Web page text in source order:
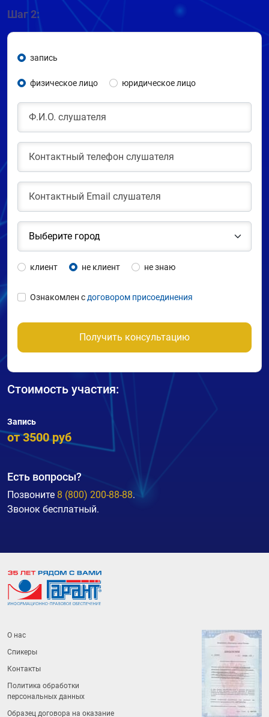
Шаг 2:
запись
физическое лицо юридическое лицо
клиент не клиент не знаю
Ознакомлен с договором присоединения
Получить консультацию
Стоимость участия:
Запись
от 3500 руб
Есть вопросы?
Позвоните 8 (800) 200-88-88.
Звонок бесплатный.
О нас
Спикеры
Контакты
Политика обработки
персональных данных
Образец договора на оказание